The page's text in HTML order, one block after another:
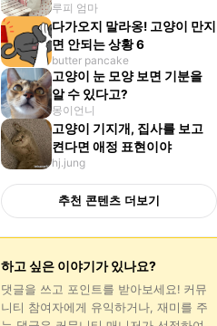
루피 엄마
다가오지 말라옹! 고양이 만지
면 안되는 상황 6
butter pancake
고양이 눈 모양 보면 기분을
알 수 있다고?
몽이언니
고양이 기지개, 집사를 보고
켠다면 애정 표현이야
hj.jung
추천 콘텐츠 더보기
하고 싶은 이야기가 있나요?
댓글을 쓰고 포인트를 받아보세요! 커뮤
니티 참여자에게 유익하거나, 재미를 주